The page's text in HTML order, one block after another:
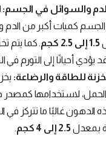
والسوائل في الجسم:
كميات أكبر من الدم
1.5 إلى 2.5 كجم
. كما يتم
يؤدي أحيانًا إلى التورم في
للطاقة والرضاعة:
الحمل، لاستخدامها كمصدر
الدهون غالبًا ما تتركز في
بمعدل2.5 إلى 4 كجم .